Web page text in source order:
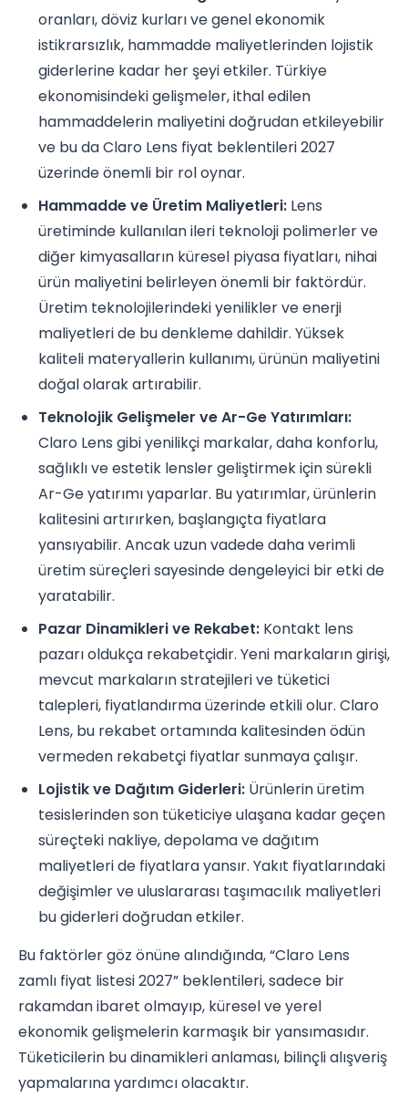
oranları, döviz kurları ve genel ekonomik
istikrarsızlık, hammadde maliyetlerinden lojistik
giderlerine kadar her şeyi etkiler. Türkiye
ekonomisindeki gelişmeler, ithal edilen
hammaddelerin maliyetini doğrudan etkileyebilir
ve bu da Claro Lens fiyat beklentileri 2027
üzerinde önemli bir rol oynar.
Hammadde ve Üretim Maliyetleri: Lens
üretiminde kullanılan ileri teknoloji polimerler ve
diğer kimyasalların küresel piyasa fiyatları, nihai
ürün maliyetini belirleyen önemli bir faktördür.
Üretim teknolojilerindeki yenilikler ve enerji
maliyetleri de bu denkleme dahildir. Yüksek
kaliteli materyallerin kullanımı, ürünün maliyetini
doğal olarak artırabilir.
Teknolojik Gelişmeler ve Ar-Ge Yatırımları:
Claro Lens gibi yenilikçi markalar, daha konforlu,
sağlıklı ve estetik lensler geliştirmek için sürekli
Ar-Ge yatırımı yaparlar. Bu yatırımlar, ürünlerin
kalitesini artırırken, başlangıçta fiyatlara
yansıyabilir. Ancak uzun vadede daha verimli
üretim süreçleri sayesinde dengeleyici bir etki de
yaratabilir.
Pazar Dinamikleri ve Rekabet: Kontakt lens
pazarı oldukça rekabetçidir. Yeni markaların girişi,
mevcut markaların stratejileri ve tüketici
talepleri, fiyatlandırma üzerinde etkili olur. Claro
Lens, bu rekabet ortamında kalitesinden ödün
vermeden rekabetçi fiyatlar sunmaya çalışır.
Lojistik ve Dağıtım Giderleri: Ürünlerin üretim
tesislerinden son tüketiciye ulaşana kadar geçen
süreçteki nakliye, depolama ve dağıtım
maliyetleri de fiyatlara yansır. Yakıt fiyatlarındaki
değişimler ve uluslararası taşımacılık maliyetleri
bu giderleri doğrudan etkiler.
Bu faktörler göz önüne alındığında, “Claro Lens
zamlı fiyat listesi 2027” beklentileri, sadece bir
rakamdan ibaret olmayıp, küresel ve yerel
ekonomik gelişmelerin karmaşık bir yansımasıdır.
Tüketicilerin bu dinamikleri anlaması, bilinçli alışveriş
yapmalarına yardımcı olacaktır.